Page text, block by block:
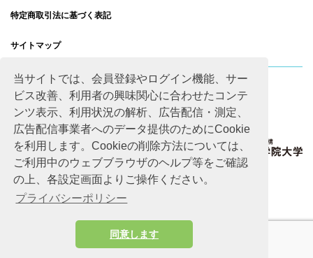
当サイトでは、会員登録やログイン機能、サー
ビス改善、利用者の興味関心に合わせたコンテ
ンツ表示、利用状況の解析、広告配信・測定、
広告配信事業者へのデータ提供のためにCookie
を利用します。Cookieの削除方法については、
ご利用中のウェブブラウザのヘルプ等をご確認
の上、各設定画面よりご操作ください。
プライバシーポリシー
同意します
特定商取引法に基づく表記
サイトマップ